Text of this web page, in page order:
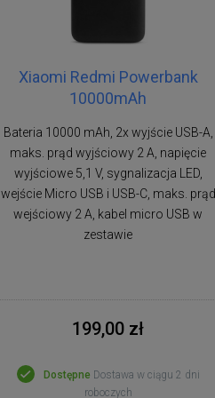
Xiaomi Redmi Powerbank
10000mAh
Bateria 10000 mAh, 2x wyjście USB-A,
maks. prąd wyjściowy 2 A, napięcie
wyjściowe 5,1 V, sygnalizacja LED,
wejście Micro USB i USB-C, maks. prąd
wejściowy 2 A, kabel micro USB w
zestawie
199,00 zł
Dostępne Dostawa w ciągu 2 dni
roboczych